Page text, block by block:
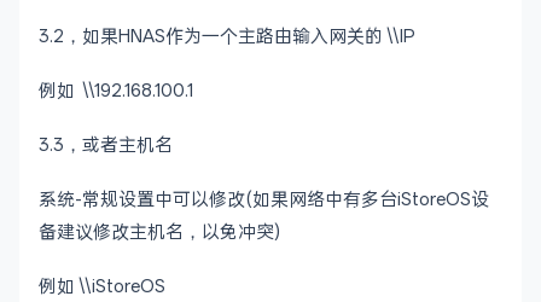
3.2，如果HNAS作为一个主路由输入网关的 \\IP
例如 \\192.168.100.1
3.3，或者主机名
系统-常规设置中可以修改(如果网络中有多台iStoreOS设
备建议修改主机名，以免冲突)
例如 \\iStoreOS